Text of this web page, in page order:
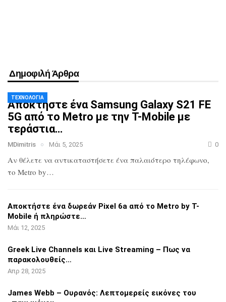
Δημοφιλή Άρθρα
ΤΕΧΝΟΛΟΓΊΑ
Αποκτήστε ένα Samsung Galaxy S21 FE
5G από το Metro με την T-Mobile με
τεράστια…
MDimitris Μάι 5, 2025 0
Αν θέλετε να αντικαταστήσετε ένα παλαιότερο τηλέφωνο,
το Metro by…
Αποκτήστε ένα δωρεάν Pixel 6a από το Metro by T-
Mobile ή πληρώστε…
Μάι 12, 2025
Greek Live Channels και Live Streaming – Πως να
παρακολουθείς…
Απρ 28, 2025
James Webb – Ουρανός: Λεπτομερείς εικόνες του